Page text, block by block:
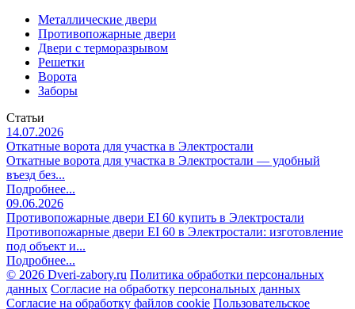
Металлические двери
Противопожарные двери
Двери с терморазрывом
Решетки
Ворота
Заборы
Статьи
14.07.2026
Откатные ворота для участка в Электростали
Откатные ворота для участка в Электростали — удобный
въезд без...
Подробнее...
09.06.2026
Противопожарные двери EI 60 купить в Электростали
Противопожарные двери EI 60 в Электростали: изготовление
под объект и...
Подробнее...
© 2026 Dveri-zabory.ru Политика обработки персональных
данных Согласие на обработку персональных данных
Согласие на обработку файлов cookie Пользовательское